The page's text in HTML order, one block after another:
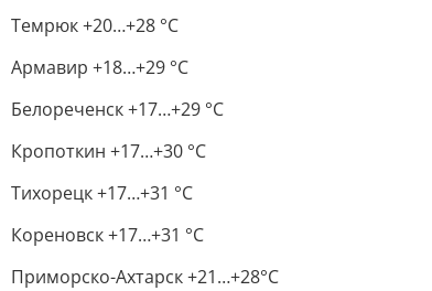
Темрюк +20…+28 °С
Армавир +18…+29 °С
Белореченск +17…+29 °С
Кропоткин +17…+30 °С
Тихорецк +17…+31 °С
Кореновск +17…+31 °С
Приморско-Ахтарск +21…+28°С